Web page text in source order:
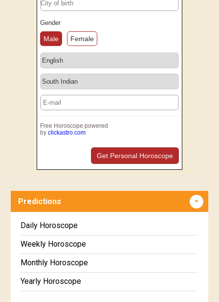
Gender
Male Female
Free Horoscope powered
by clickastro.com
Get Personal Horoscope
Predictions
Daily Horoscope
Weekly Horoscope
Monthly Horoscope
Yearly Horoscope